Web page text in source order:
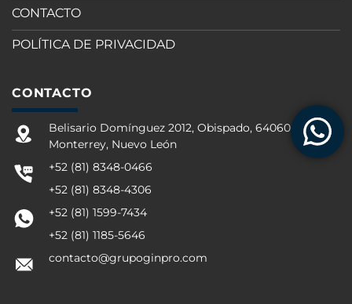
CONTACTO
POLÍTICA DE PRIVACIDAD
CONTACTO
Belisario Domínguez 2012, Obispado, 64060
Monterrey, Nuevo León
+52 (81) 8348-0466
+52 (81) 8348-4306
+52 (81) 1599-7434
+52 (81) 1185-5646
contacto@grupoginpro.com